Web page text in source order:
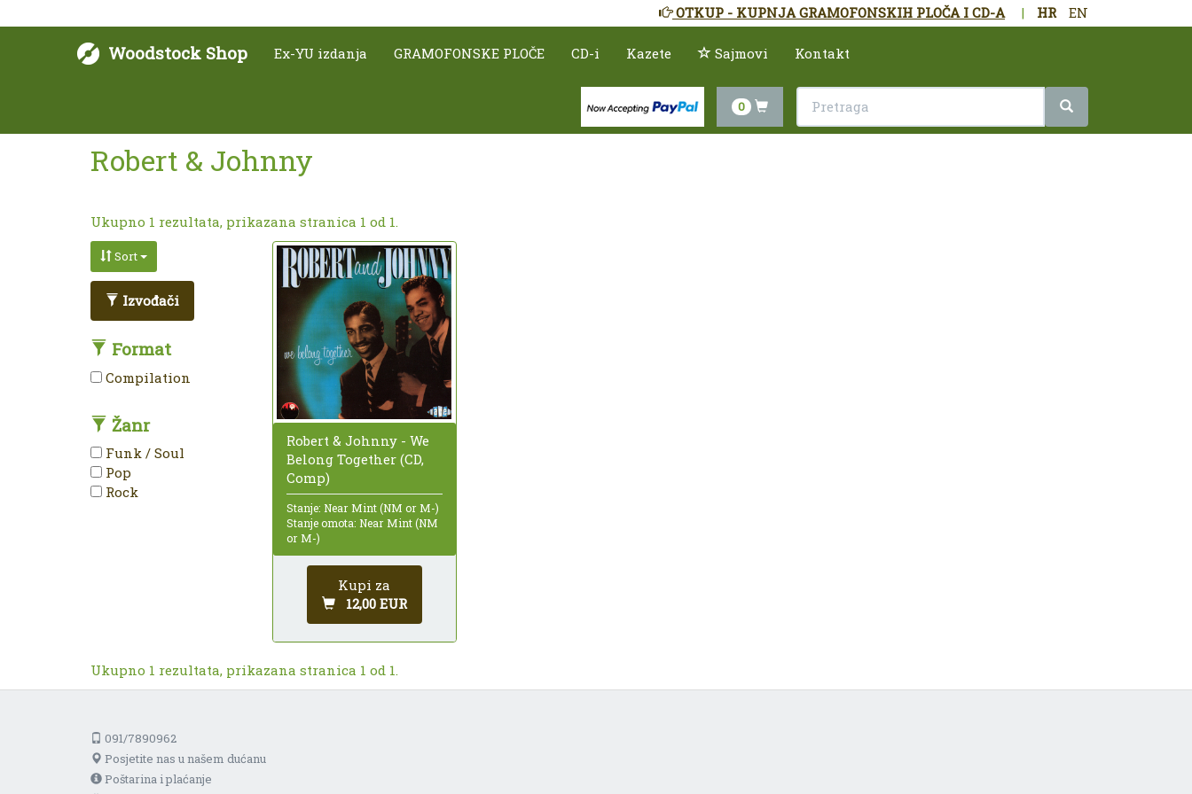
HR EN
|
OTKUP - KUPNJA GRAMOFONSKIH PLOČA I CD-A
Woodstock Shop Ex-YU izdanja GRAMOFONSKE PLOČE CD-i Kazete Sajmovi Kontakt
0
Robert & Johnny
Ukupno 1 rezultata, prikazana stranica 1 od 1.
Sort
Izvođači
Format
Compilation
Žanr
Funk / Soul
Pop
Rock
Robert & Johnny - We
Belong Together (CD,
Comp)
Stanje: Near Mint (NM or M-)
Stanje omota: Near Mint (NM
or M-)
Kupi za
12,00 EUR
Ukupno 1 rezultata, prikazana stranica 1 od 1.
091/7890962
Posjetite nas u našem dućanu
Poštarina i plaćanje